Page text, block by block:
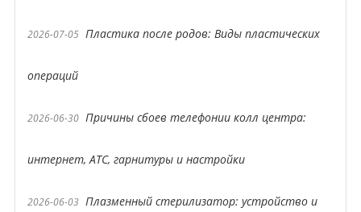
2026-07-05 Пластика после родов: Виды пластических
операций
2026-06-30 Причины сбоев телефонии колл центра:
интернет, АТС, гарнитуры и настройки
2026-06-03 Плазменный стерилизатор: устройство и